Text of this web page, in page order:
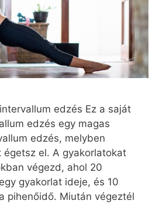
edzés Ez a saját
edzés egy magas
edzés, melyben
égetsz el. A gyakorlatokat
végezd, ahol 20
gyakorlat ideje, és 10
pihenőidő. Miután végeztél